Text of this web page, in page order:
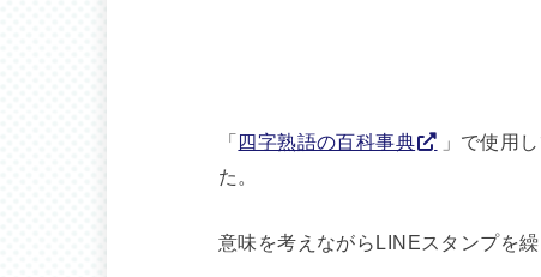
「四字熟語の百科事典
」で使用
た。
意味を考えながらLINEスタンプを